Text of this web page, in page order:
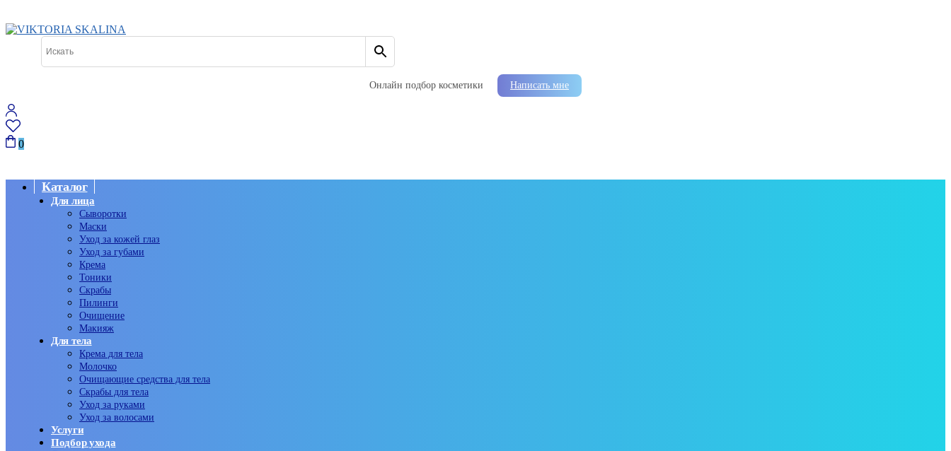
Онлайн подбор косметики Написать мне
0
Каталог
Для лица
Сыворотки
Маски
Уход за кожей глаз
Уход за губами
Крема
Тоники
Скрабы
Пилинги
Очищение
Макияж
Для тела
Крема для тела
Молочко
Очищающие средства для тела
Скрабы для тела
Уход за руками
Уход за волосами
Услуги
Подбор ухода